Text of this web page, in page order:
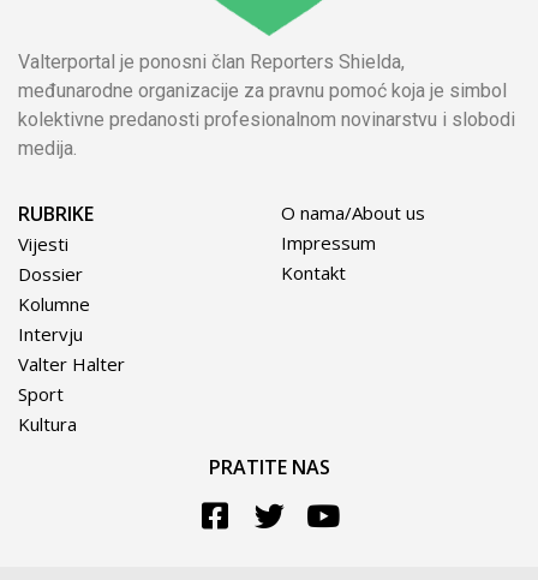
Valterportal je ponosni član Reporters Shielda,
međunarodne organizacije za pravnu pomoć koja je simbol
kolektivne predanosti profesionalnom novinarstvu i slobodi
medija.
RUBRIKE
Vijesti
Dossier
Kolumne
Intervju
Valter Halter
Sport
Kultura
O nama/About us
Impressum
Kontakt
PRATITE NAS